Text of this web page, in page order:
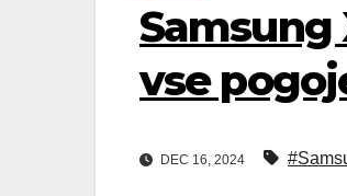
Samsung
vse
DEC 16, 2024